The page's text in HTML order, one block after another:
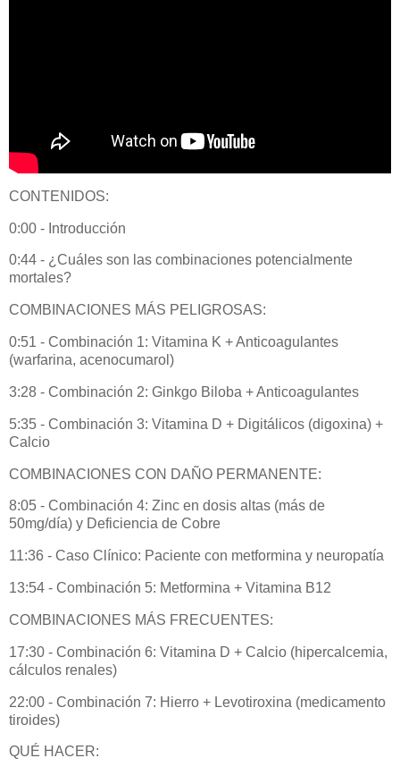
CONTENIDOS:
0:00 - Introducción
0:44 - ¿Cuáles son las combinaciones potencialmente
mortales?
COMBINACIONES MÁS PELIGROSAS:
0:51 - Combinación 1: Vitamina K + Anticoagulantes
(warfarina, acenocumarol)
3:28 - Combinación 2: Ginkgo Biloba + Anticoagulantes
5:35 - Combinación 3: Vitamina D + Digitálicos (digoxina) +
Calcio
COMBINACIONES CON DAÑO PERMANENTE:
8:05 - Combinación 4: Zinc en dosis altas (más de
50mg/día) y Deficiencia de Cobre
11:36 - Caso Clínico: Paciente con metformina y neuropatía
13:54 - Combinación 5: Metformina + Vitamina B12
COMBINACIONES MÁS FRECUENTES:
17:30 - Combinación 6: Vitamina D + Calcio (hipercalcemia,
cálculos renales)
22:00 - Combinación 7: Hierro + Levotiroxina (medicamento
tiroides)
QUÉ HACER: